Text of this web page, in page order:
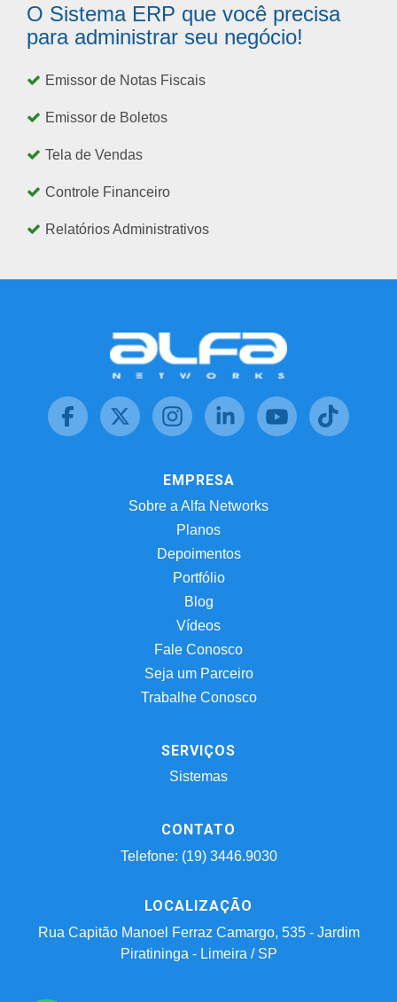
O Sistema ERP que você precisa
para administrar seu negócio!
Emissor de Notas Fiscais
Emissor de Boletos
Tela de Vendas
Controle Financeiro
Relatórios Administrativos
EMPRESA
Sobre a Alfa Networks
Planos
Depoimentos
Portfólio
Blog
Vídeos
Fale Conosco
Seja um Parceiro
Trabalhe Conosco
SERVIÇOS
Sistemas
CONTATO
Telefone: (19) 3446.9030
LOCALIZAÇÃO
Rua Capitão Manoel Ferraz Camargo, 535 - Jardim
Piratininga - Limeira / SP